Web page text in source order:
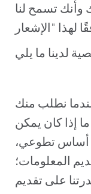
وأنك تسمح لنا
عندما نطلب منك
إذا كان يمكن
أساس تطوعي،
المعلومات؛
على تقديم